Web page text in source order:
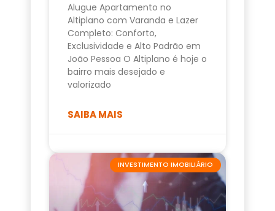
Alugue Apartamento no
Altiplano com Varanda e Lazer
Completo: Conforto,
Exclusividade e Alto Padrão em
João Pessoa O Altiplano é hoje o
bairro mais desejado e
valorizado
SAIBA MAIS
INVESTIMENTO IMOBILIÁRIO